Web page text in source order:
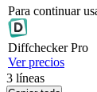
Para continuar
DiffcheckerPro
Ver precios
3 líneas